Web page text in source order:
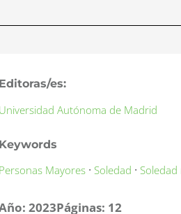
es:
Autónoma de Madrid
Mayores· Soledad ·
2023Páginas: 12